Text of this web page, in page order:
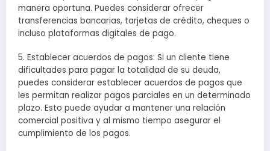
manera oportuna. Puedes considerar ofrecer
transferencias bancarias, tarjetas de crédito, cheques o
incluso plataformas digitales de pago.
5. Establecer acuerdos de pagos: Si un cliente tiene
dificultades para pagar la totalidad de su deuda,
puedes considerar establecer acuerdos de pagos que
les permitan realizar pagos parciales en un determinado
plazo. Esto puede ayudar a mantener una relación
comercial positiva y al mismo tiempo asegurar el
cumplimiento de los pagos.